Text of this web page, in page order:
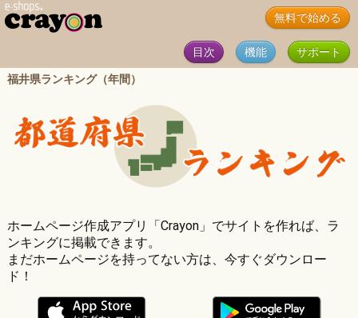
無料で始める
目次 機能
サポート
福井県ランキング（年間）
ホームページ作成アプリ「Crayon」でサイトを作れば、ラ
ンキングに掲載できます。
まだホームページを持ってない方は、今すぐダウンロー
ド！